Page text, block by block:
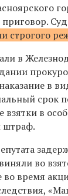
строгого
в
в
срок
взятки в
штраф.
во
во время